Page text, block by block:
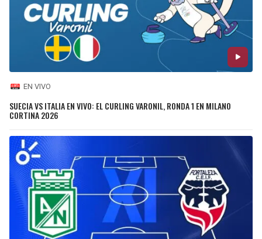
EN VIVO
SUECIA VS ITALIA EN VIVO: EL CURLING VARONIL, RONDA 1 EN MILANO
CORTINA 2026